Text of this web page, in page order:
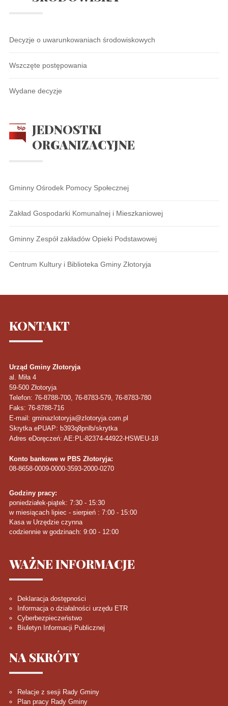
Decyzje o uwarunkowaniach środowiskowych
Wszczęte postępowania
Wydane decyzje
JEDNOSTKI
ORGANIZACYJNE
Gminny Ośrodek Pomocy Społecznej
Zakład Gospodarki Komunalnej i Mieszkaniowej
Gminny Zespół zakładów Opieki Podstawowej
Centrum Kultury i Biblioteka Gminy Złotoryja
KONTAKT
Urząd Gminy Złotoryja
al. Miła 4
59-500 Złotoryja
Telefon: 76-8788-700, 76-8783-579, 76-8783-780
Faks: 76-8788-716
E-mail: gminazlotoryja@zlotoryja.com.pl
Skrytka ePUAP: b393q8pnlb/skrytka
Adres eDoręczeń: AE:PL-82374-44922-HSWEU-18
Konto bankowe w PBS Złotoryja:
08-8658-0009-0000-3593-2000-0270
Godziny pracy:
poniedziałek-piątek: 7:30 - 15:30
w miesiącach lipiec - sierpień : 7:00 - 15:00
Kasa w Urzędzie czynna
codziennie w godzinach: 9:00 - 12:00
WAŻNEINFORMACJE
Deklaracja dostępności
Informacja o działalności urzędu ETR
Cyberbezpieczeństwo
Biuletyn Informacji Publicznej
NA SKRÓTY
Relacje z sesji Rady Gminy
Plan pracy Rady Gminy